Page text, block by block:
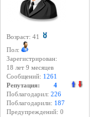
Возраст: 41
Пол:
Зарегистрирован:
18 лет 9 месяцев
Сообщений: 1261
Репутация: 4
Поблагодарил: 226
Поблагодарили: 187
Предупреждений: 0